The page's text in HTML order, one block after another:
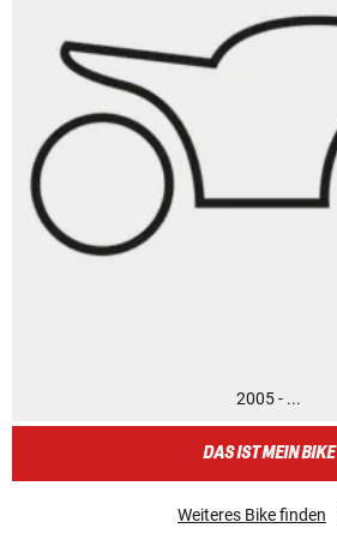
2005 - ...
DAS IST MEIN BIKE
Weiteres Bike finden